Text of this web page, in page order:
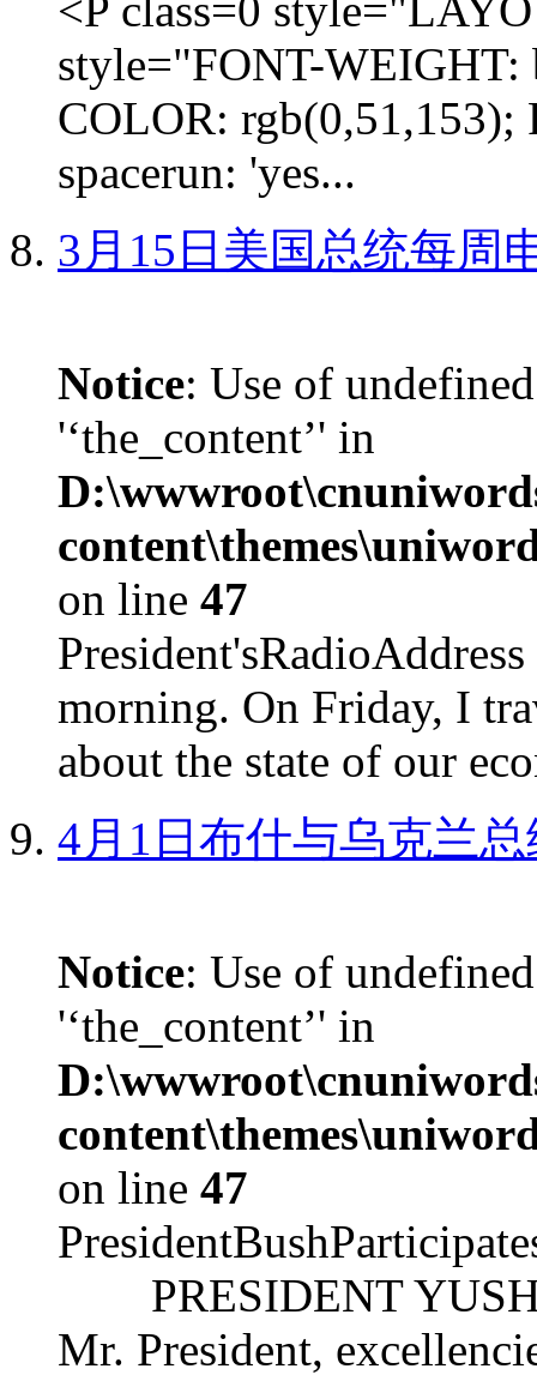
style="FONT-
COLOR:
spacerun: 'yes...
3月15日美国总统每周
Notice: Use of
'‘the_content’' in
on line 47
morning. On Friday, I
about the state of our
4月1日布什与乌克兰
Notice: Use of
'‘the_content’' in
on line 47
PRESIDENT
Mr. President,